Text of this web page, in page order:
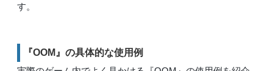
す。
『OOM』の具体的な使用例